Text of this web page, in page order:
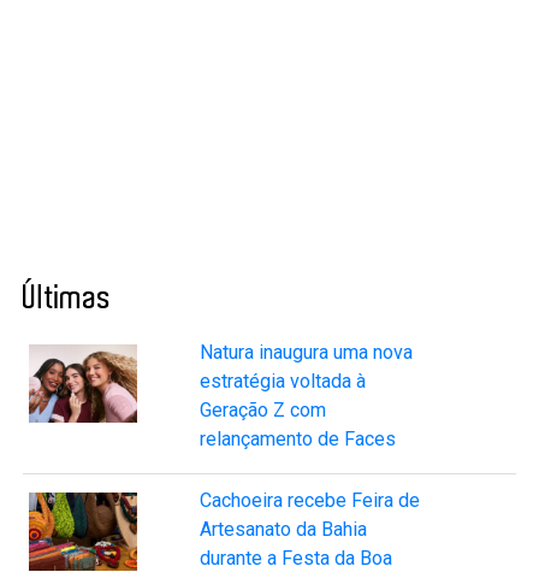
Últimas
Natura inaugura uma nova
estratégia voltada à
Geração Z com
relançamento de Faces
Cachoeira recebe Feira de
Artesanato da Bahia
durante a Festa da Boa